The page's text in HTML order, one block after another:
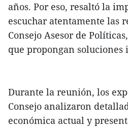
años. Por eso, resaltó la
escuchar atentamente las
Consejo Asesor de
que propongan soluciones
Durante la reunión, los
Consejo analizaron
económica actual y